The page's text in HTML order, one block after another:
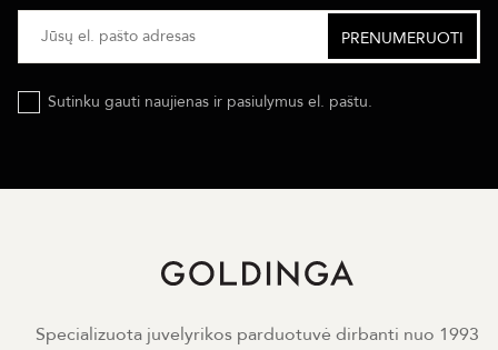
Sutinku gauti naujienas ir pasiulymus el. paštu.
Specializuota juvelyrikos parduotuvė dirbanti nuo 1993